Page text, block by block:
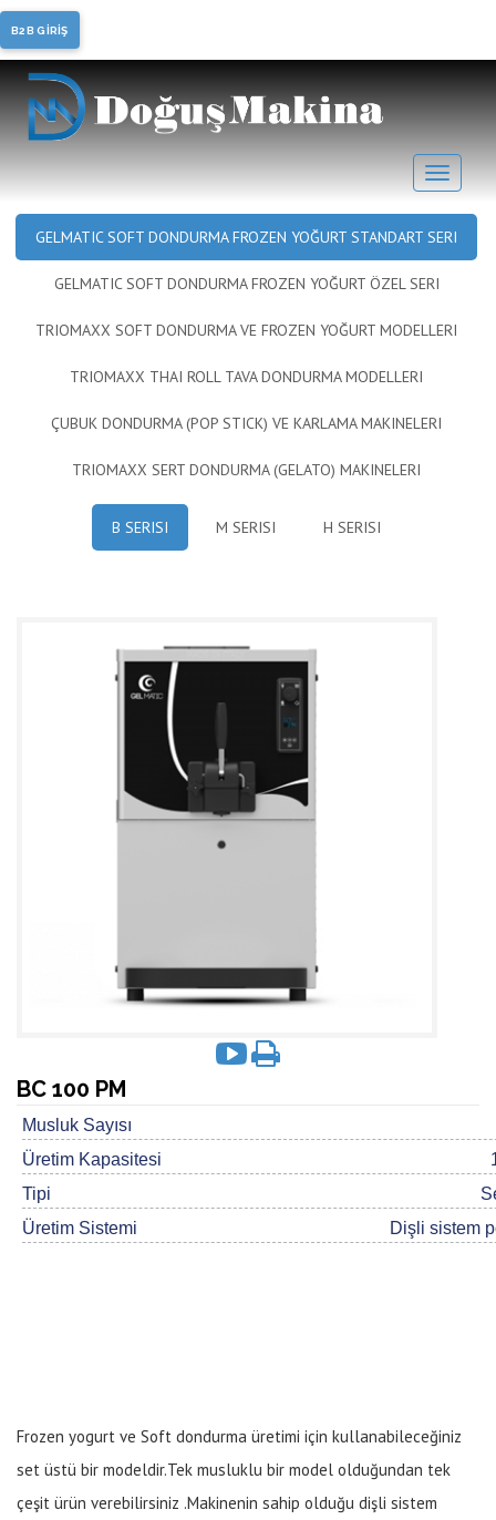
Soft Dondurma, Frozen
Yoğurt
B2B GİRİŞ
GELMATIC SOFT DONDURMA FROZEN YOĞURT STANDART SERI
GELMATIC SOFT DONDURMA FROZEN YOĞURT ÖZEL SERI
TRIOMAXX SOFT DONDURMA VE FROZEN YOĞURT MODELLERI
TRIOMAXX THAI ROLL TAVA DONDURMA MODELLERI
ÇUBUK DONDURMA (POP STICK) VE KARLAMA MAKINELERI
TRIOMAXX SERT DONDURMA (GELATO) MAKINELERI
B SERISI M SERISI H SERISI
BC 100 PM
Musluk Sayısı
Üretim Kapasitesi
Tipi
Üretim Sistemi
Dişli sistem
Frozen yogurt ve Soft dondurma üretimi için kullanabileceğiniz
set üstü bir modeldir.Tek musluklu bir model olduğundan tek
çeşit ürün verebilirsiniz .Makinenin sahip olduğu dişli sistem